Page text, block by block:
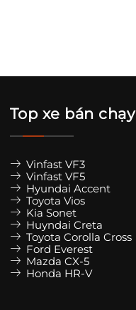
Top xe bán chạy
Vinfast VF3
Vinfast VF5
Hyundai Accent
Toyota Vios
Kia Sonet
Huyndai Creta
Toyota Corolla Cross
Ford Everest
Mazda CX-5
Honda HR-V